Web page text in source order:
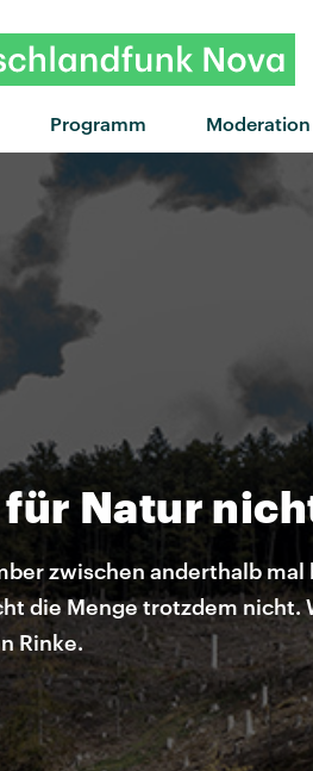
Programm Moderation
"Manhattan" von
Natur
zwischen anderthalb
die Menge trotzdem
Rinke.